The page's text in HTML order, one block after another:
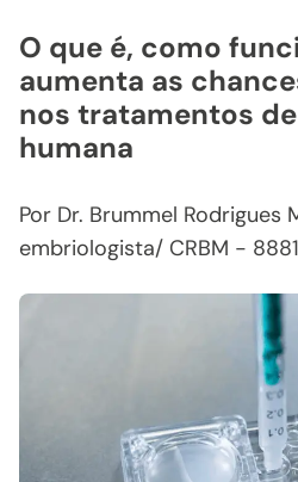
O que é, como
aumenta as
nos tratamentos
humana
Por Dr. Brummel Rodrigues
embriologista/ CRBM - 8881